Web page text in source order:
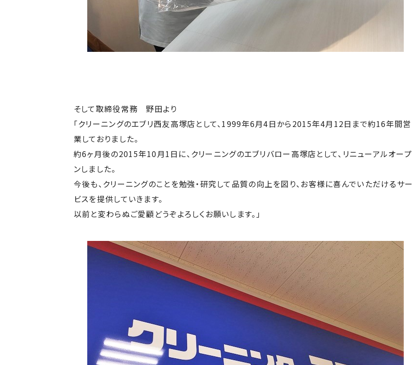
そして取締役常務 野田より
「クリーニングのエブリ西友高塚店として、1999年6月4日から2015年4月12日まで約16年間営
業しておりました。
約6ヶ月後の2015年10月1日に、クリーニングのエブリバロー高塚店として、リニューアルオープ
ンしました。
今後も、クリーニングのことを勉強・研究して品質の向上を図り、お客様に喜んでいただけるサー
ビスを提供していきます。
以前と変わらぬご愛顧どうぞよろしくお願いします。」